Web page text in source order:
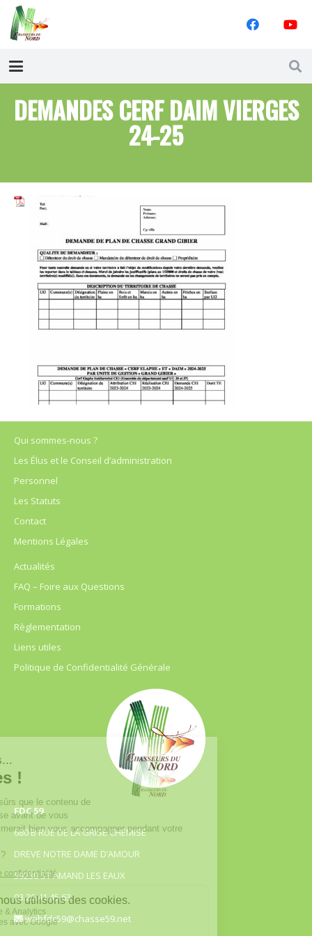
DEMANDES CERF DAIM VIERGES
24-25
Qui sommes-nous ?
Les Élus et le Conseil d’administration
Personnel
Les Statuts
Contact
Mentions Légales
Actualités
FAQ – Foire aux Questions
Formations
Règlementation
Liens utiles
Politique de Confidentialité Générale
FDC 59
680 B RUE DE LA GRISE CHEMISE
DREVE NOTRE DAME D’AMOUR
59230 ST AMAND LES EAUX
03.20.41.45.63
webfdc59@chasse59.net